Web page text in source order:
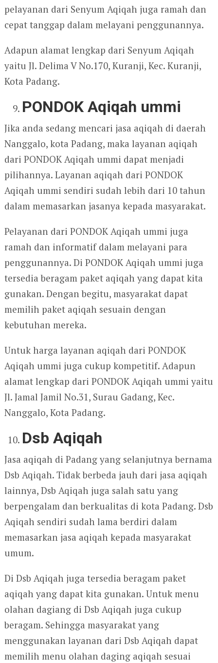
pelayanan dari Senyum Aqiqah juga ramah dan
cepat tanggap dalam melayani penggunannya.
Adapun alamat lengkap dari Senyum Aqiqah
yaitu Jl. Delima V No.170, Kuranji, Kec. Kuranji,
Kota Padang.
PONDOK Aqiqah ummi
Jika anda sedang mencari jasa aqiqah di daerah
Nanggalo, kota Padang, maka layanan aqiqah
dari PONDOK Aqiqah ummi dapat menjadi
pilihannya. Layanan aqiqah dari PONDOK
Aqiqah ummi sendiri sudah lebih dari 10 tahun
dalam memasarkan jasanya kepada masyarakat.
Pelayanan dari PONDOK Aqiqah ummi juga
ramah dan informatif dalam melayani para
penggunannya. Di PONDOK Aqiqah ummi juga
tersedia beragam paket aqiqah yang dapat kita
gunakan. Dengan begitu, masyarakat dapat
memilih paket aqiqah sesuain dengan
kebutuhan mereka.
Untuk harga layanan aqiqah dari PONDOK
Aqiqah ummi juga cukup kompetitif. Adapun
alamat lengkap dari PONDOK Aqiqah ummi yaitu
Jl. Jamal Jamil No.31, Surau Gadang, Kec.
Nanggalo, Kota Padang.
Dsb Aqiqah
Jasa aqiqah di Padang yang selanjutnya bernama
Dsb Aqiqah. Tidak berbeda jauh dari jasa aqiqah
lainnya, Dsb Aqiqah juga salah satu yang
berpengalam dan berkualitas di kota Padang. Dsb
Aqiqah sendiri sudah lama berdiri dalam
memasarkan jasa aqiqah kepada masyarakat
umum.
Di Dsb Aqiqah juga tersedia beragam paket
aqiqah yang dapat kita gunakan. Untuk menu
olahan dagiang di Dsb Aqiqah juga cukup
beragam. Sehingga masyarakat yang
menggunakan layanan dari Dsb Aqiqah dapat
memilih menu olahan daging aqiqah sesuai